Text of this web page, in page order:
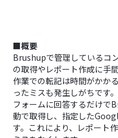
■概要
Brushupで管理しているコ
の取得やレポート作成に手
作業での転記は時間がかか
ったミスも発生しがちです
フォームに回答するだけで
動で取得し、指定した
す。これにより、レポート